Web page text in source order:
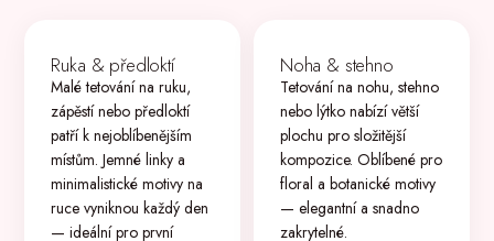
Ruka & předloktí
Malé tetování na ruku,
zápěstí nebo předloktí
patří k nejoblíbenějším
místům. Jemné linky a
minimalistické motivy na
ruce vyniknou každý den
— ideální pro první
Noha & stehno
Tetování na nohu, stehno
nebo lýtko nabízí větší
plochu pro složitější
kompozice. Oblíbené pro
floral a botanické motivy
— elegantní a snadno
zakrytelné.